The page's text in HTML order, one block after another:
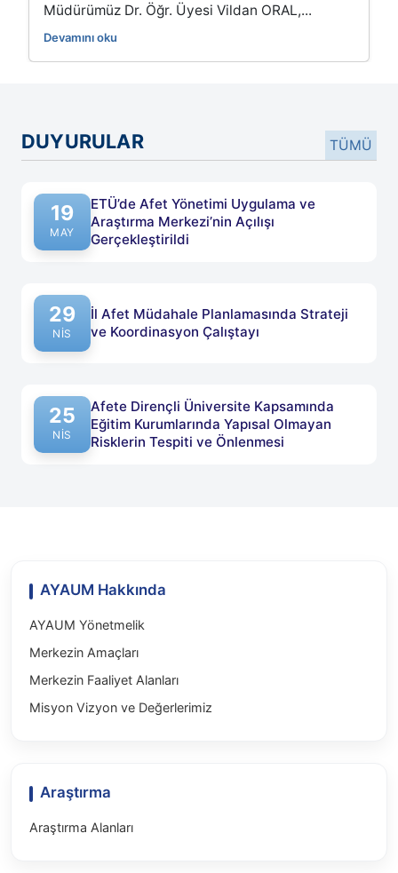
Müdürümüz Dr. Öğr. Üyesi Vildan ORAL,...
Devamını oku
DUYURULAR TÜMÜ
Yayın tarihi: 19 Mayıs 2026
19
MAY
ETÜ’de Afet Yönetimi Uygulama ve
Araştırma Merkezi’nin Açılışı
Gerçekleştirildi
Yayın tarihi: 29 Nisan 2026
29
NIS
İl Afet Müdahale Planlamasında Strateji
ve Koordinasyon Çalıştayı
Yayın tarihi: 25 Nisan 2026
25
NIS
Afete Dirençli Üniversite Kapsamında
Eğitim Kurumlarında Yapısal Olmayan
Risklerin Tespiti ve Önlenmesi
AYAUM Hakkında
AYAUM Yönetmelik
Merkezin Amaçları
Merkezin Faaliyet Alanları
Misyon Vizyon ve Değerlerimiz
Araştırma
Araştırma Alanları